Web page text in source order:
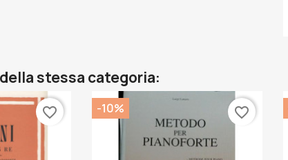
stessa categoria:
favorite_border -10% favorite_border